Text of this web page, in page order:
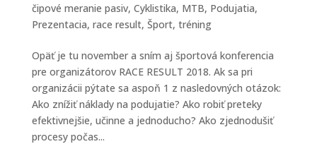
čipové meranie pasiv, Cyklistika, MTB, Podujatia,
Prezentacia, race result, Šport, tréning
Opäť je tu november a sním aj športová konferencia
pre organizátorov RACE RESULT 2018. Ak sa pri
organizácii pýtate sa aspoň 1 z nasledovných otázok:
Ako znížiť náklady na podujatie? Ako robiť preteky
efektivnejšie, učinne a jednoducho? Ako zjednodušiť
procesy počas...